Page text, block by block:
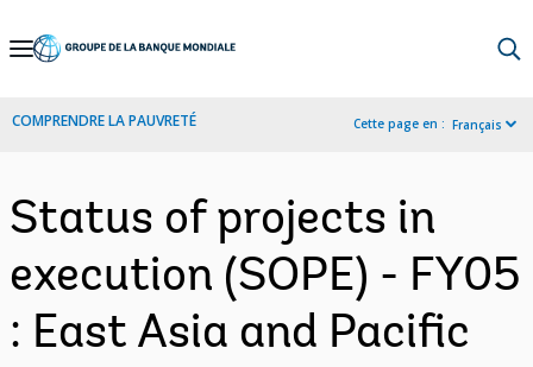
Skip
Navigation
COMPRENDRE LA PAUVRETÉ Cette page en : Français
Status of projects in
execution (SOPE) - FY05
: East Asia and Pacific